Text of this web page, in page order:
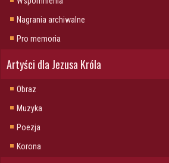
Nagrania archiwalne
Pro memoria
Artyści dla Jezusa Króla
Obraz
Muzyka
Poezja
Korona